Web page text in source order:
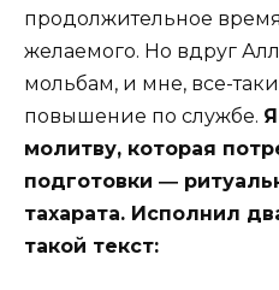
продолжительное
желаемого. Но вдруг
мольбам, и мне, все-
повышение по службе.
молитву, которая
подготовки ―
тахарата. Исполнил
такой текст: